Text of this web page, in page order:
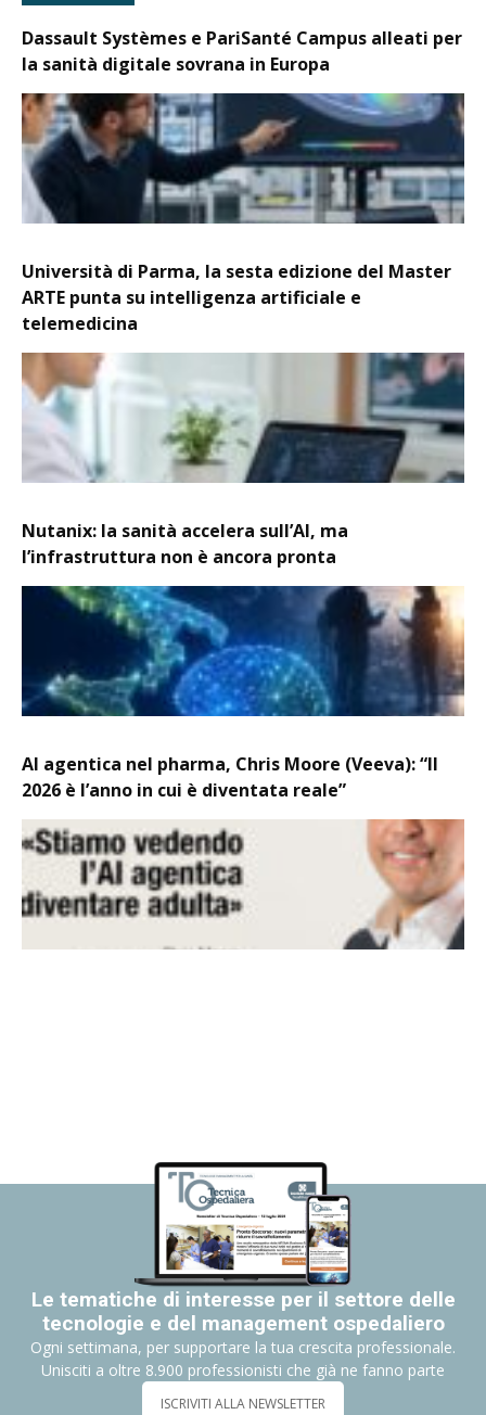
Dassault Systèmes e PariSanté Campus alleati per
la sanità digitale sovrana in Europa
Università di Parma, la sesta edizione del Master
ARTE punta su intelligenza artificiale e
telemedicina
Nutanix: la sanità accelera sull’AI, ma
l’infrastruttura non è ancora pronta
AI agentica nel pharma, Chris Moore (Veeva): “Il
2026 è l’anno in cui è diventata reale”
Le tematiche di interesse per il settore delle
tecnologie e del management ospedaliero
Ogni settimana, per supportare la tua crescita professionale.
Unisciti a oltre 8.900 professionisti che già ne fanno parte
ISCRIVITI ALLA NEWSLETTER